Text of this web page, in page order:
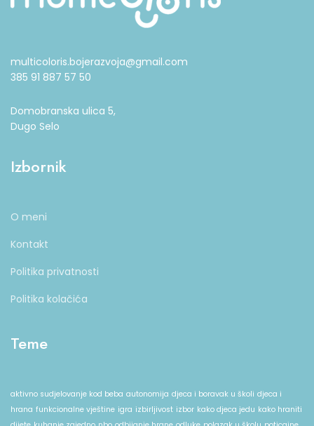
multicoloris.bojerazvoja@gmail.com
385 91 887 57 50
Domobranska ulica 5,
Dugo Selo
Izbornik
O meni
Kontakt
Politika privatnosti
Politika kolačića
Teme
aktivno sudjelovanje kod beba autonomija djeca i boravak u školi djeca i
hrana funkcionalne vještine igra izbirljivost izbor kako djeca jedu kako hraniti